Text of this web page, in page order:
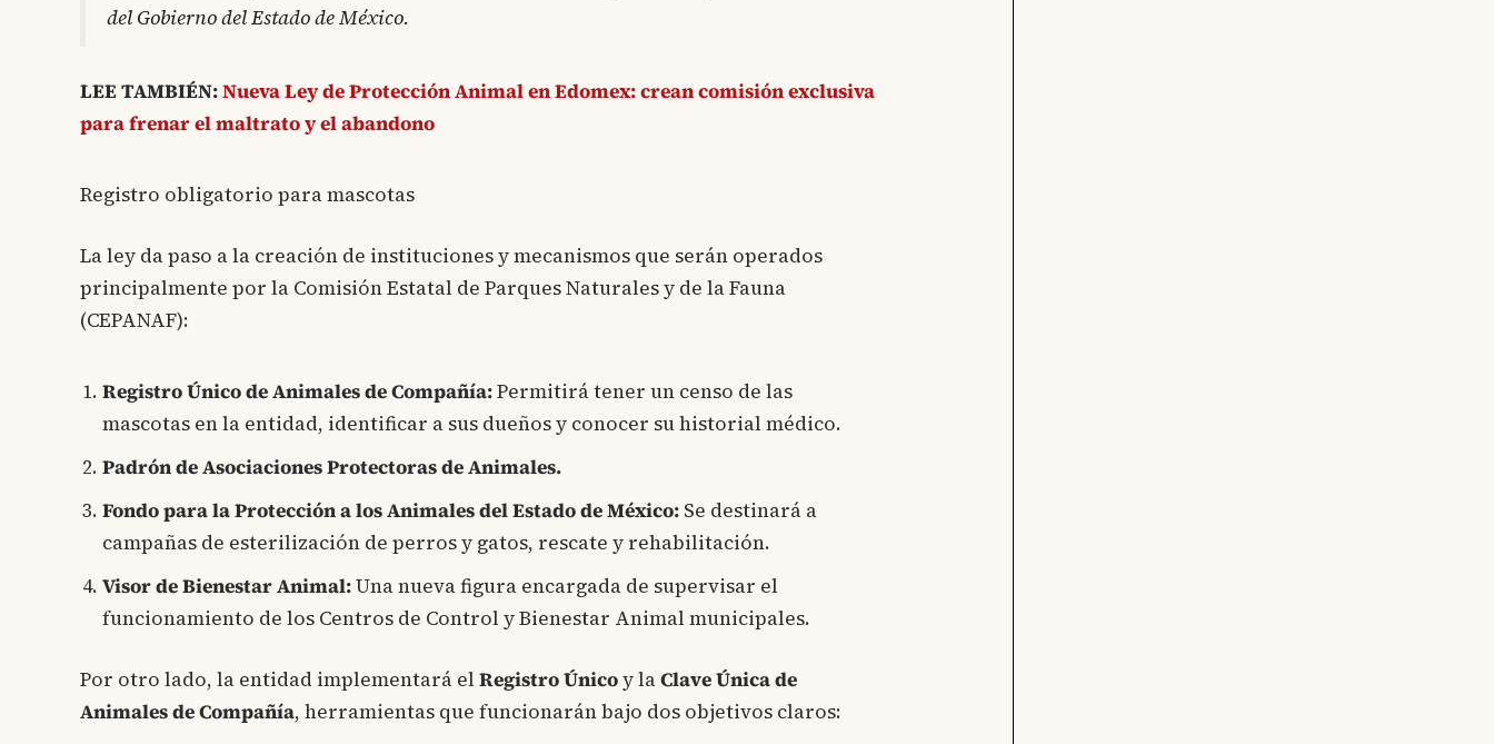
del Gobierno del Estado de México.
LEE TAMBIÉN:Nueva Ley de Protección Animal en Edomex: crean comisión exclusiva
para frenar el maltrato y el abandono
Registro obligatorio para mascotas
La ley da paso a la creación de instituciones y mecanismos que serán operados
principalmente por la Comisión Estatal de Parques Naturales y de la Fauna
(CEPANAF):
Registro Único de Animales de Compañía:Permitirá tener un censo de las
mascotas en la entidad, identificar a sus dueños y conocer su historial médico.
Padrón de Asociaciones Protectoras de Animales.
Fondo para la Protección a los Animales del Estado de México: Se destinará a
campañas de esterilización de perros y gatos, rescate y rehabilitación.
Visor de Bienestar Animal:Una nueva figura encargada de supervisar el
funcionamiento de los Centros de Control y Bienestar Animal municipales.
Por otro lado, la entidad implementará el Registro Únicoy laClave Única de
Animales de Compañía, herramientas que funcionarán bajo dos objetivos claros: